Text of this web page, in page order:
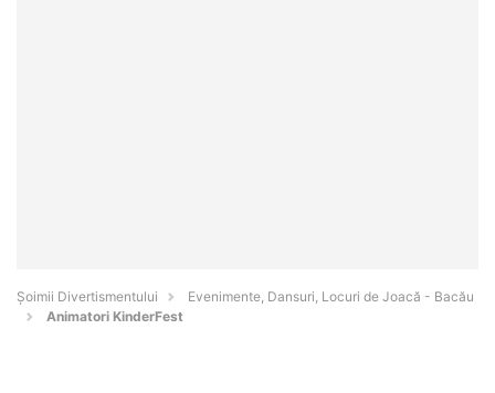
Şoimii Divertismentului
Evenimente, Dansuri, Locuri de Joacă - Bacău
Animatori KinderFest